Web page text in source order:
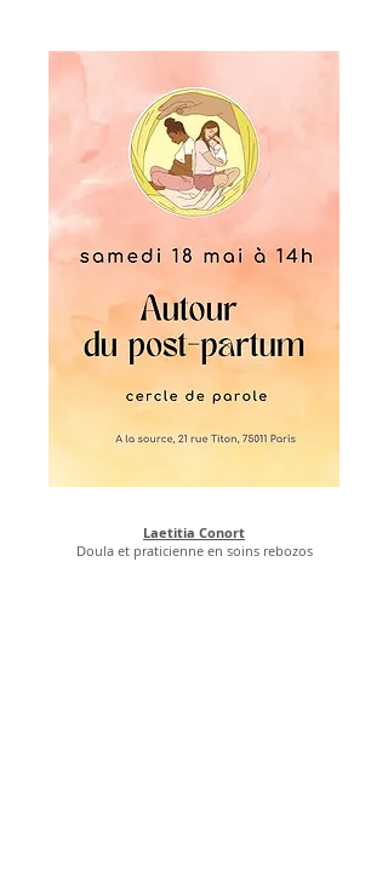
Laetitia Conort
Doula et praticienne en soins rebozos